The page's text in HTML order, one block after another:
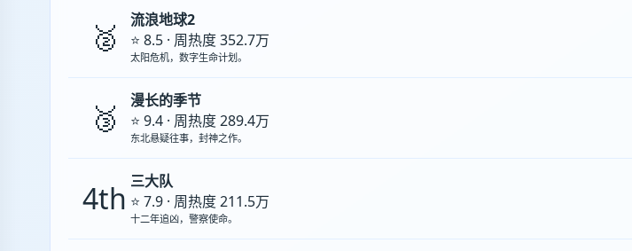
🥈
流浪地球2
⭐ 8.5 · 周热度 352.7万
太阳危机，数字生命计划。
🥉
漫长的季节
⭐ 9.4 · 周热度 289.4万
东北悬疑往事，封神之作。
4th 三大队
⭐ 7.9 · 周热度 211.5万
十二年追凶，警察使命。